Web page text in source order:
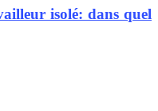
isolé: dans quel